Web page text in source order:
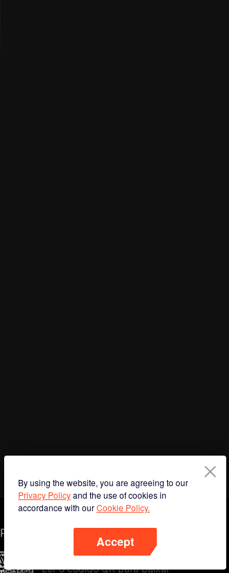
By using the website, you are agreeing to our
Privacy Policyand the use of cookies in
accordance with ourCookie Policy.
Accept
Phone
Ler o código QR para baixar